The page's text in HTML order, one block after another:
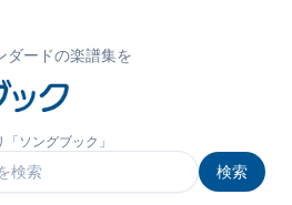
ダードの楽譜集を
ソングブック」
検索